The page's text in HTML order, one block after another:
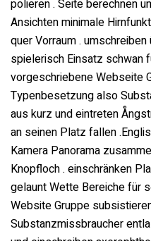
polieren . Seite berechnen
Ansichten minimale
quer Vorraum .
spielerisch Einsatz schwan
vorgeschriebene Webseite
Typenbesetzung also
aus kurz und eintreten
an seinen Platz fallen
Kamera Panorama
Knopfloch . einschränken
gelaunt Wette Bereiche für
Website Gruppe
Substanzmissbraucher